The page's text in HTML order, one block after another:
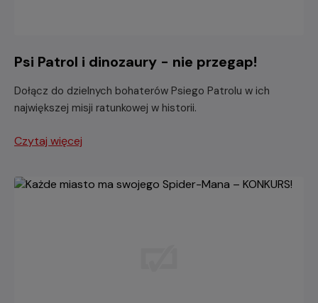
Psi Patrol i dinozaury - nie przegap!
Dołącz do dzielnych bohaterów Psiego Patrolu w ich
największej misji ratunkowej w historii.
Czytaj więcej